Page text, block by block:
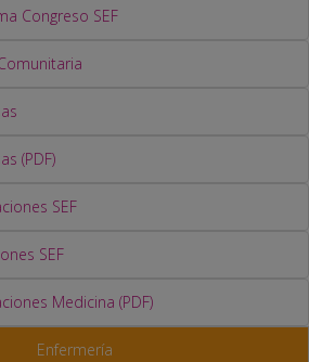
Congreso SEF
(PDF)
SEF
SEF
Medicina (PDF)
Enfermería